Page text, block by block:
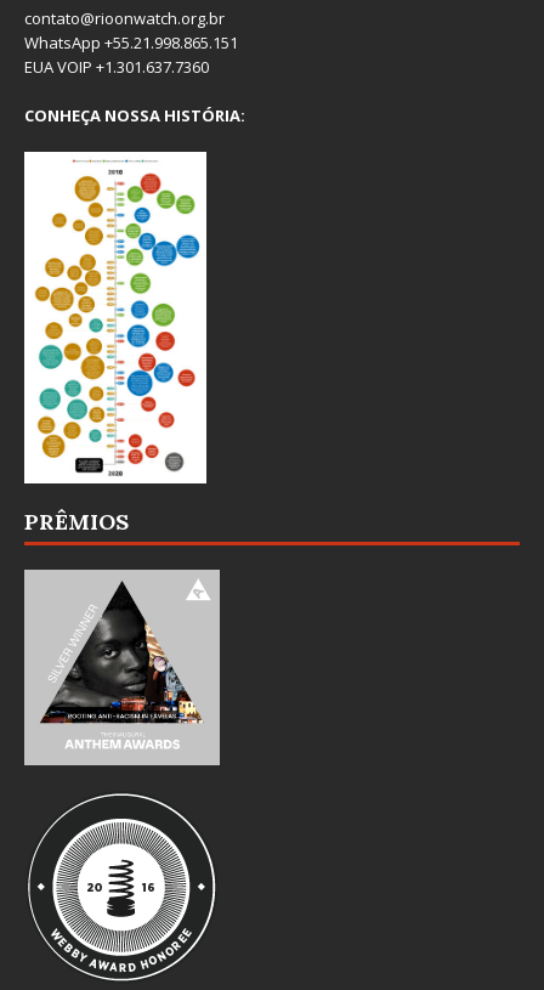
contato@rioonwatch.org.br
WhatsApp +55.21.998.865.151
EUA VOIP +1.301.637.7360
CONHEÇA NOSSA HISTÓRIA:
PRÊMIOS